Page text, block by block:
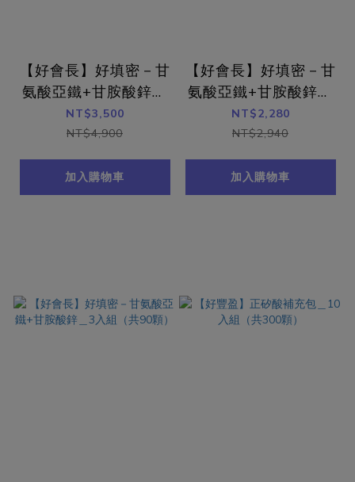
【好會長】好填密－甘
氨酸亞鐵+甘胺酸鋅＿
10入組（共300顆）
NT$3,500
NT$4,900
加入購物車
【好會長】好填密－甘
氨酸亞鐵+甘胺酸鋅＿
6入組（共180顆）
NT$2,280
NT$2,940
加入購物車